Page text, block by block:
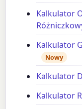
Kalkulator
Kalkulator
Nowy
Kalkulator
Kalkulator